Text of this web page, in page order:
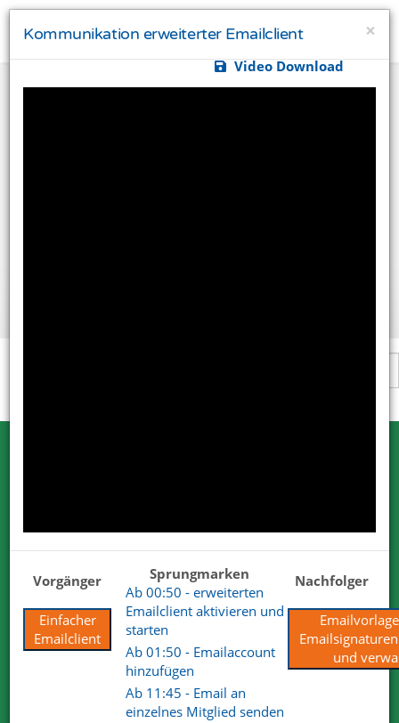
×
Kommunikation erweiterter Emailclient
Video Download
Vorgänger
Einfacher
Emailclient
Sprungmarken
Ab 00:50 - erweiterten
Emailclient aktivieren und
starten
Ab 01:50 - Emailaccount
hinzufügen
Ab 11:45 - Email an
einzelnes Mitglied senden
Nachfolger
und
Wir sind von unseren Lösungen überzeugt. Deshalb dürfen
Sie uns gerne und ausgiebig testen.
Für Ihre Tests steht Ihnen der volle Funktionsumfang zur
Verfügung.
Wir haben mit unserem Produkt und Services die
überzeugenden Antworten.
Kostenlose Testversion